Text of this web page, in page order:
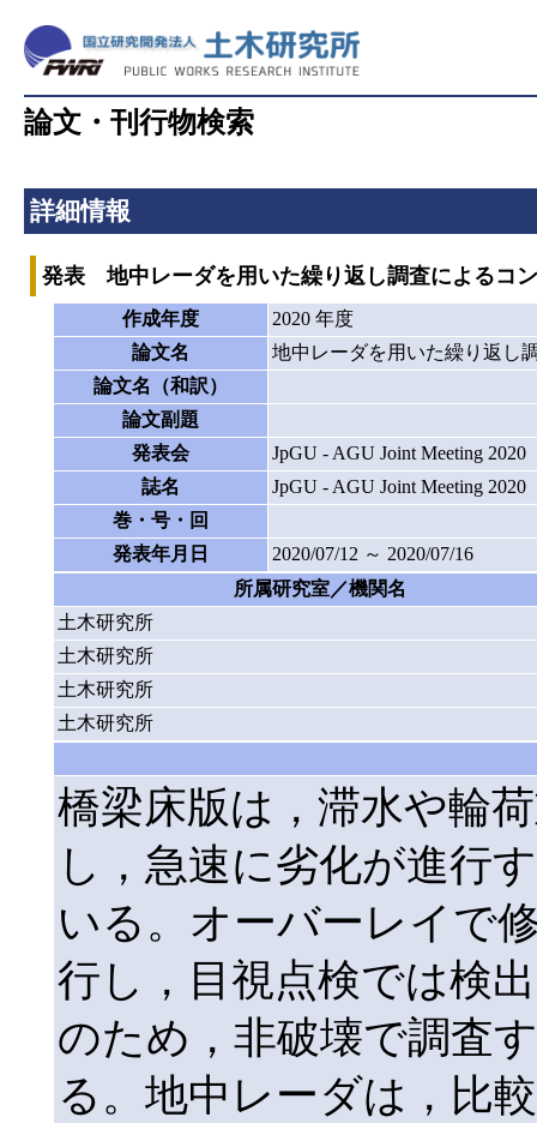
論文・刊行物検索
詳細情報
発表 地中レーダを用いた繰り返し調査によるコ
作成年度
2020 年度
論文名
地中レーダを用いた繰り返し
論文名（和訳）
論文副題
発表会
JpGU - AGU Joint Meeting 2020
誌名
JpGU - AGU Joint Meeting 2020
巻・号・回
発表年月日
2020/07/12 ～ 2020/07/16
所属研究室／機関名
土木研究所
土木研究所
土木研究所
土木研究所
橋梁床版は，滞水や輪
し，急速に劣化が進行
いる。オーバーレイで
行し，目視点検では検
のため，非破壊で調査
る。地中レーダは，比